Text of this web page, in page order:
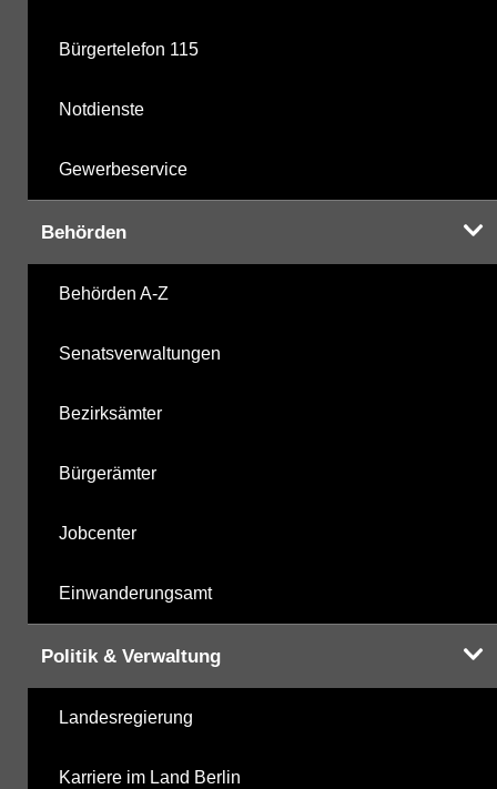
Bürgertelefon 115
Notdienste
Gewerbeservice
Behörden
Behörden A-Z
Senatsverwaltungen
Bezirksämter
Bürgerämter
Jobcenter
Einwanderungsamt
Politik & Verwaltung
Landesregierung
Karriere im Land Berlin